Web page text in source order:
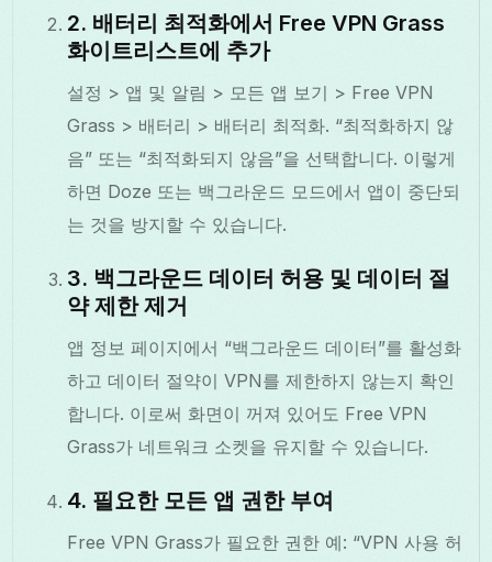
2. 배터리 최적화에서 Free VPN Grass
화이트리스트에 추가
설정 > 앱 및 알림 > 모든 앱 보기 > Free VPN
Grass > 배터리 > 배터리 최적화. “최적화하지 않
음” 또는 “최적화되지 않음”을 선택합니다. 이렇게
하면 Doze 또는 백그라운드 모드에서 앱이 중단되
는 것을 방지할 수 있습니다.
3. 백그라운드 데이터 허용 및 데이터 절
약 제한 제거
앱 정보 페이지에서 “백그라운드 데이터”를 활성화
하고 데이터 절약이 VPN를 제한하지 않는지 확인
합니다. 이로써 화면이 꺼져 있어도 Free VPN
Grass가 네트워크 소켓을 유지할 수 있습니다.
4. 필요한 모든 앱 권한 부여
Free VPN Grass가 필요한 권한 예: “VPN 사용 허